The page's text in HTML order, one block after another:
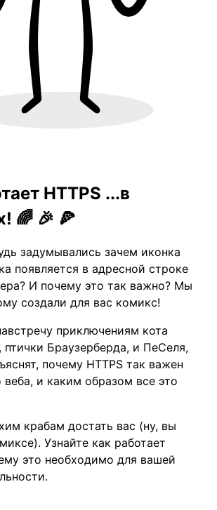
HTTPS ...в
🌈 🎉 🍕
задумывались зачем иконка
появляется в адресной строке
И почему это так важно? Мы
создали для вас комикс!
приключениям кота
птички Браузерберда, и ПеСеля,
почему HTTPS так важен
веба, и каким образом все это
крабам достать вас (ну, вы
Узнайте как работает
это необходимо для вашей